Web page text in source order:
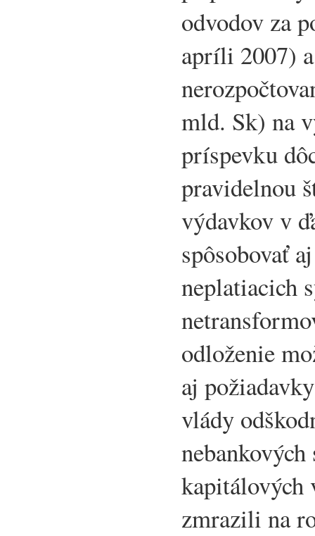
odvodov za
apríli 2007)
mld. Sk) na
príspevku
pravidelnou
výdavkov v
spôsobovať
neplatiacich
odloženie
aj
vlády
kapitálových
zmrazili na